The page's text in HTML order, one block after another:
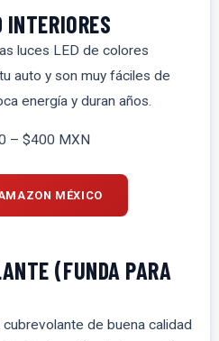
INTERIORES
luces LED de colores
auto y son muy fáciles de
energía y duran años.
– $400 MXN
MÉXICO
(FUNDA PARA
cubrevolante de buena calidad